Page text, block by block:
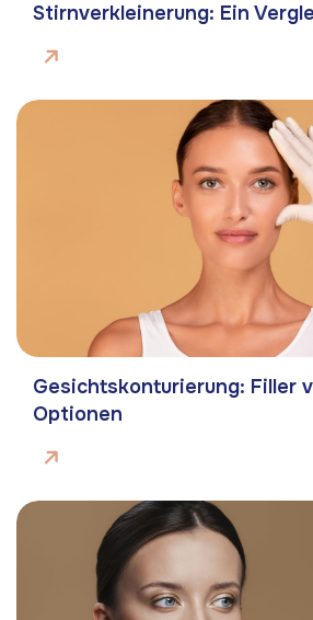
Stirnverkleinerung: Ein
Gesichtskonturierung: Filler
Optionen